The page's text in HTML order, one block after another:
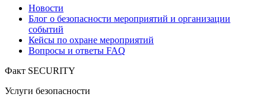
Новости
Блог о безопасности мероприятий и организации
событий
Кейсы по охране мероприятий
Вопросы и ответы FAQ
Факт SECURITY
Услуги безопасности